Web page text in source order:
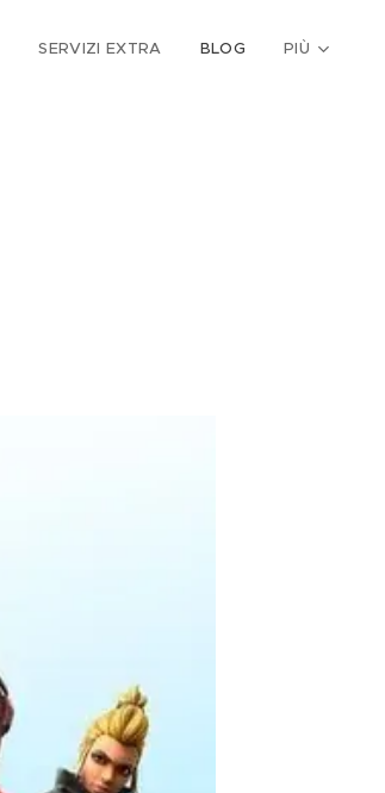
SERVIZI EXTRA BLOG PIÙ